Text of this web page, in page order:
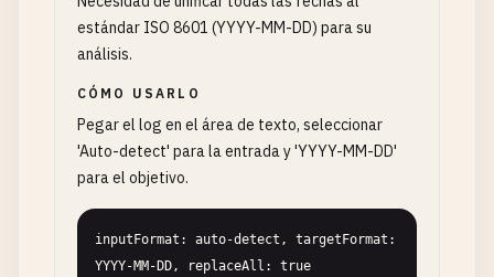
estándar ISO 8601 (YYYY-MM-DD) para su
análisis.
CÓMO USARLO
Pegar el log en el área de texto, seleccionar
'Auto-detect' para la entrada y 'YYYY-MM-DD'
para el objetivo.
inputFormat: auto-detect, targetFormat:
YYYY-MM-DD, replaceAll: true